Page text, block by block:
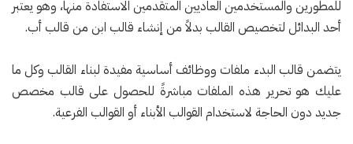
للمطورين والمستخدمين العاديين المتقدمين الاستفادة منها، وهو يعتبر
أحد البدائل لتخصيص القالب بدلاً من إنشاء قالب ابن من قالب أب.
يتضمن قالب البدء ملفات ووظائف أساسية مفيدة لبناء القالب وكل ما
عليك هو تحرير هذه الملفات مباشرةً للحصول على قالب مخصص
جديد دون الحاجة لاستخدام القوالب الأبناء أو القوالب الفرعية.